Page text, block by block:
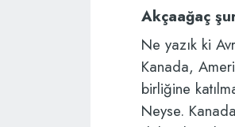
Akçaağaç
Ne yazık ki
Kanada,
birliğine
Neyse.